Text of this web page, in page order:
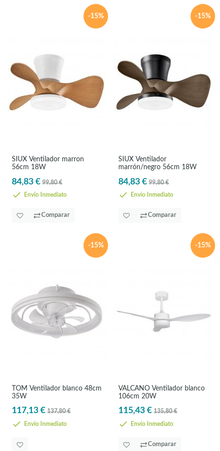
-15%
SIUX Ventilador marron
56cm 18W
84,83 € 99,80 €
Envío Inmediato
Comparar
-15%
SIUX Ventilador
marrón/negro 56cm 18W
84,83 € 99,80 €
Envío Inmediato
Comparar
-15%
TOM Ventilador blanco 48cm
35W
117,13 € 137,80 €
Envío Inmediato
-15%
VALCANO Ventilador blanco
106cm 20W
115,43 € 135,80 €
Envío Inmediato
Comparar